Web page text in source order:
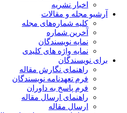
اخبار نشریه
آرشیو مجله و مقالات
کلیه شماره‌های مجله
آخرین شماره
نمایه نویسندگان
نمایه واژه های کلیدی
برای نویسندگان
راهنمای نگارش مقاله
فرم تعهدنامه نویسندگان
فرم پاسخ به داوران
راهنمای ارسال مقاله
ارسال مقاله